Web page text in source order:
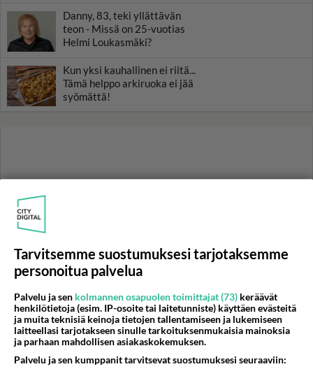
Danny, 83, teki yllättävän
teon - Missä on 25-vuotias
Helmi Loukasmäki?
Kun yksi kauhallinen ei riitä...
Tämä helppo arkiruoka ei jää
syömättä!
Tarvitsemme suostumuksesi tarjotaksemme
personoitua palvelua
Palvelu ja sen kolmannen osapuolen toimittajat (73) keräävät
henkilötietoja (esim. IP-osoite tai laitetunniste) käyttäen evästeitä
ja muita teknisiä keinoja tietojen tallentamiseen ja lukemiseen
laitteellasi tarjotakseen sinulle tarkoituksenmukaisia mainoksia
ja parhaan mahdollisen asiakaskokemuksen.
Palvelu ja sen kumppanit tarvitsevat suostumuksesi seuraaviin: